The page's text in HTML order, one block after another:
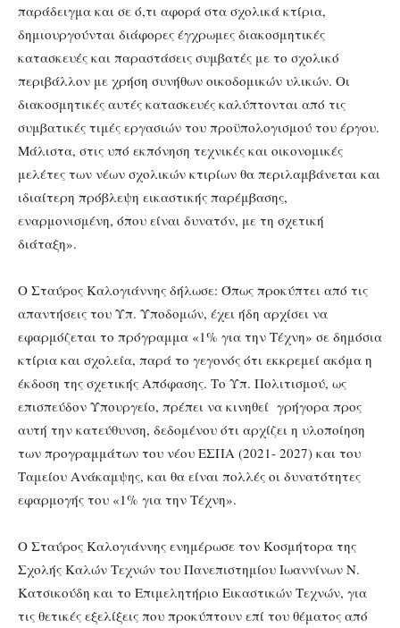
παράδειγμα και σε ό,τι αφορά στα σχολικά κτίρια,
δημιουργούνται διάφορες έγχρωμες διακοσμητικές
κατασκευές και παραστάσεις συμβατές με το σχολικό
περιβάλλον με χρήση συνήθων οικοδομικών υλικών. Οι
διακοσμητικές αυτές κατασκευές καλύπτονται από τις
συμβατικές τιμές εργασιών του προϋπολογισμού του έργου.
Μάλιστα, στις υπό εκπόνηση τεχνικές και οικονομικές
μελέτες των νέων σχολικών κτιρίων θα περιλαμβάνεται και
ιδιαίτερη πρόβλεψη εικαστικής παρέμβασης,
εναρμονισμένη, όπου είναι δυνατόν, με τη σχετική
διάταξη».
Ο Σταύρος Καλογιάννης δήλωσε: Όπως προκύπτει από τις
απαντήσεις του Υπ. Υποδομών, έχει ήδη αρχίσει να
εφαρμόζεται το πρόγραμμα «1% για την Τέχνη» σε δημόσια
κτίρια και σχολεία, παρά το γεγονός ότι εκκρεμεί ακόμα η
έκδοση της σχετικής Απόφασης. Το Υπ. Πολιτισμού, ως
επισπεύδον Υπουργείο, πρέπει να κινηθεί γρήγορα προς
αυτή την κατεύθυνση, δεδομένου ότι αρχίζει η υλοποίηση
των προγραμμάτων του νέου ΕΣΠΑ (2021- 2027) και του
Ταμείου Ανάκαμψης, και θα είναι πολλές οι δυνατότητες
εφαρμογής του «1% για την Τέχνη».
Ο Σταύρος Καλογιάννης ενημέρωσε τον Κοσμήτορα της
Σχολής Καλών Τεχνών του Πανεπιστημίου Ιωαννίνων Ν.
Κατσικούδη και το Επιμελητήριο Εικαστικών Τεχνών, για
τις θετικές εξελίξεις που προκύπτουν επί του θέματος από